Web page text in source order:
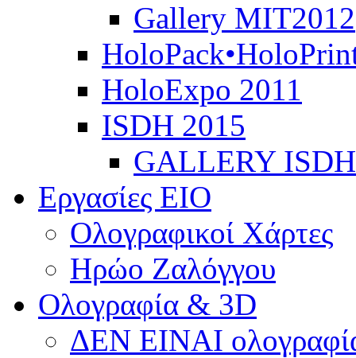
Gallery MIT2012
HoloExpo 2011
ISDH 2015
GALLERY
Εργασίες ΕΙΟ
Ολογραφικοί Χάρτες
Ηρώο Ζαλόγγου
Ολογραφία & 3D
ΔΕΝ ΕΙΝΑΙ